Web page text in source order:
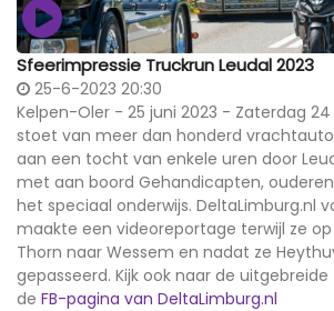
Sfeerimpressie Truckrun Leudal 2023
25-6-2023 20:30
Kelpen-Oler - 25 juni 2023 - Zaterdag
stoet van meer dan honderd
aan een tocht van enkele uren door
met aan boord Gehandicapten,
het speciaal onderwijs. DeltaLimburg.nl
maakte een videoreportage terwijl ze
Thorn naar Wessem en nadat ze
gepasseerd. Kijk ook naar de
de FB-pagina van DeltaLimburg.nl